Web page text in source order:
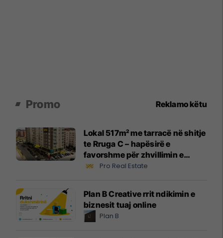
Promo Reklamo këtu
Lokal 517m² me tarracë në shitje
te Rruga C – hapësirë e
favorshme për zhvillimin e
biznesit #15796
Pro Real Estate
Plan B Creative rrit ndikimin e
biznesit tuaj online
Plan B